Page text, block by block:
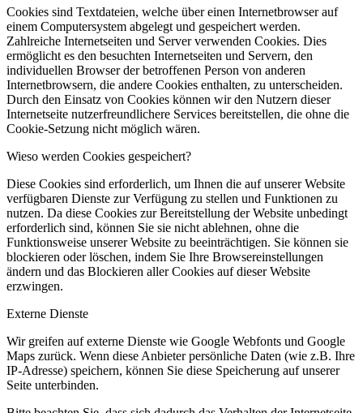
Cookies sind Textdateien, welche über einen Internetbrowser auf
einem Computersystem abgelegt und gespeichert werden.
Zahlreiche Internetseiten und Server verwenden Cookies. Dies
ermöglicht es den besuchten Internetseiten und Servern, den
individuellen Browser der betroffenen Person von anderen
Internetbrowsern, die andere Cookies enthalten, zu unterscheiden.
Durch den Einsatz von Cookies können wir den Nutzern dieser
Internetseite nutzerfreundlichere Services bereitstellen, die ohne die
Cookie-Setzung nicht möglich wären.
Wieso werden Cookies gespeichert?
Diese Cookies sind erforderlich, um Ihnen die auf unserer Website
verfügbaren Dienste zur Verfügung zu stellen und Funktionen zu
nutzen. Da diese Cookies zur Bereitstellung der Website unbedingt
erforderlich sind, können Sie sie nicht ablehnen, ohne die
Funktionsweise unserer Website zu beeinträchtigen. Sie können sie
blockieren oder löschen, indem Sie Ihre Browsereinstellungen
ändern und das Blockieren aller Cookies auf dieser Website
erzwingen.
Externe Dienste
Wir greifen auf externe Dienste wie Google Webfonts und Google
Maps zurück. Wenn diese Anbieter persönliche Daten (wie z.B. Ihre
IP-Adresse) speichern, können Sie diese Speicherung auf unserer
Seite unterbinden.